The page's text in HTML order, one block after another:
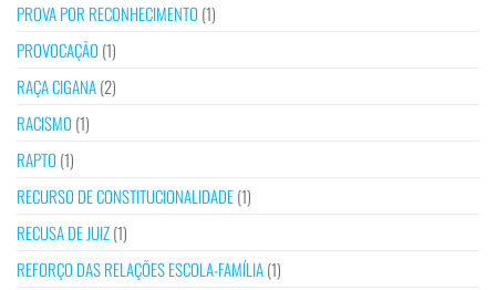
PROVA POR RECONHECIMENTO (1)
PROVOCAÇÃO (1)
RAÇA CIGANA(2)
RACISMO (1)
RAPTO (1)
RECURSO DE CONSTITUCIONALIDADE(1)
RECUSA DE JUIZ(1)
REFORÇO DAS RELAÇÕES ESCOLA-FAMÍLIA(1)